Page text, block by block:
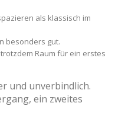
als klassisch im
besonders gut.
Raum für ein erstes
und unverbindlich.
ein zweites